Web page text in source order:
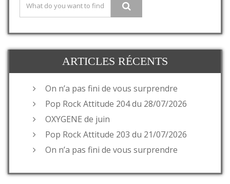
ARTICLES RÉCENTS
On n’a pas fini de vous surprendre
Pop Rock Attitude 204 du 28/07/2026
OXYGENE de juin
Pop Rock Attitude 203 du 21/07/2026
On n’a pas fini de vous surprendre